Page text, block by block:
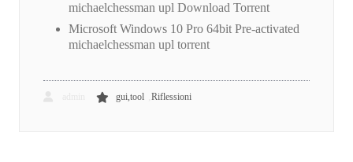
michaelchessman upl Download Torrent
Microsoft Windows 10 Pro 64bit Pre-activated
michaelchessman upl torrent
gui,tool Riflessioni